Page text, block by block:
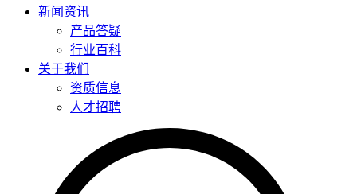
新闻资讯
产品答疑
行业百科
关于我们
资质信息
人才招聘